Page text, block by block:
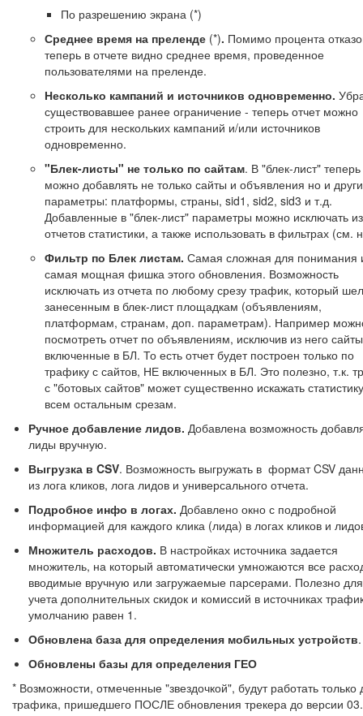
По разрешению экрана (*)
Среднее время на преленде (*). Помимо процента
теперь в отчете видно среднее время, проведенное
пользователями на преленде.
Несколько кампаний и источников одновременно.
существовавшее ранее ограничение - теперь отчет можно
строить для нескольких кампаний и/или источников
одновременно.
"Блек-листы" не только по сайтам. В "блек-лист" теперь
можно добавлять не только сайты и объявления но и
параметры: платформы, страны, sid1, sid2, sid3 и т.д.
Добавленные в "блек-лист" параметры можно исключать из
отчетов статистики, а также использовать в фильтрах (см.
Фильтр по Блек листам. Самая сложная для понимания
самая мощная фишка этого обновления. Возможность
исключать из отчета по любому срезу трафик, который
занесенным в блек-лист площадкам (объявлениям,
платформам, странам, доп. параметрам). Например
посмотреть отчет по объявлениям, исключив из него
включенные в БЛ. То есть отчет будет построен только по
трафику с сайтов, НЕ включенных в БЛ. Это полезно, т.к.
с "ботовых сайтов" может существенно искажать
всем остальным срезам.
Ручное добавление лидов. Добавлена возможность
лиды вручную.
Выгрузка в CSV. Возможность выгружать в формат CSV
из лога кликов, лога лидов и универсального отчета.
Подробное инфо в логах. Добавлено окно с подробной
информацией для каждого клика (лида) в логах кликов и
Множитель расходов. В настройках источника задается
множитель, на который автоматически умножаются все
вводимые вручную или загружаемые парсерами. Полезно для
учета дополнительных скидок и комиссий в источниках
умолчанию равен 1.
Обновлена база для определения мобильных устройств.
Обновлены базы для определения ГЕО
* Возможности, отмеченные "звездочкой", будут работать только
трафика, пришедшего ПОСЛЕ обновления трекера до версии